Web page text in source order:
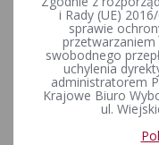
- WNIOSEK
-
i Rady (UE)
sprawie
swobodnego
uchylenia
administratorem
Krajowe Biuro
ul.